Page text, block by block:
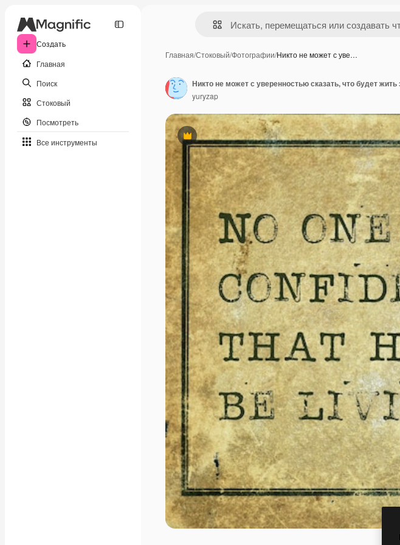
Создать
Главная
Поиск
Стоковый
Посмотреть
Все инструменты
Главная/Стоковый/Фотографии/Никто не может с уве…
Премиум
yuryzap